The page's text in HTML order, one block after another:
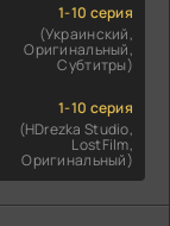
1-10 серия
(Украинский,
Оригинальный,
Субтитры)
1-10 серия
(HDrezka Studio,
LostFilm,
Оригинальный)